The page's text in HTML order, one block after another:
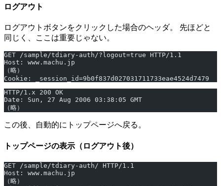
ログアウト
ログアウトボタンをクリックした場合のヘッダ。 先ほどと
同じく、ここは重要じゃない。
GET /sample/tdiary-auth/?logout=true HTTP/1.1
Host: www.machu.jp
（略）
Cookie: _session_id=9b0f837d027031711733eae4524d7479
HTTP/1.x 200 OK
Date: Sun, 27 Aug 2006 03:38:05 GMT
（略）
この後、自動的にトップページへ戻る。
トップページの表示（ログアウト後）
GET /sample/tdiary-auth/ HTTP/1.1
Host: www.machu.jp
（略）